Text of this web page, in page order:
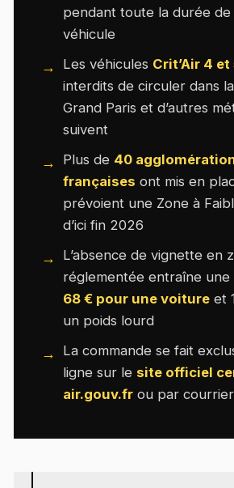
pendant toute la durée de
véhicule
Les véhicules Crit’Air 4 et
interdits de circuler dans
Grand Paris et d’autres
suivent
Plus de 40
françaises ont mis en
prévoient une Zone à
d’ici fin 2026
L’absence de vignette en
réglementée entraîne une
68 € pour une voiture et
un poids lourd
La commande se fait
ligne sur le site officiel
air.gouv.fr ou par courrier